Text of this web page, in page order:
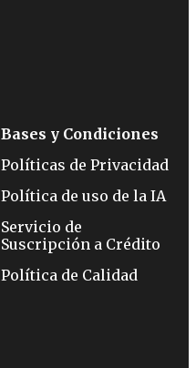
Bases y Condiciones
Políticas de Privacidad
Política de uso de la IA
Servicio de
Suscripción a Crédito
Política de Calidad